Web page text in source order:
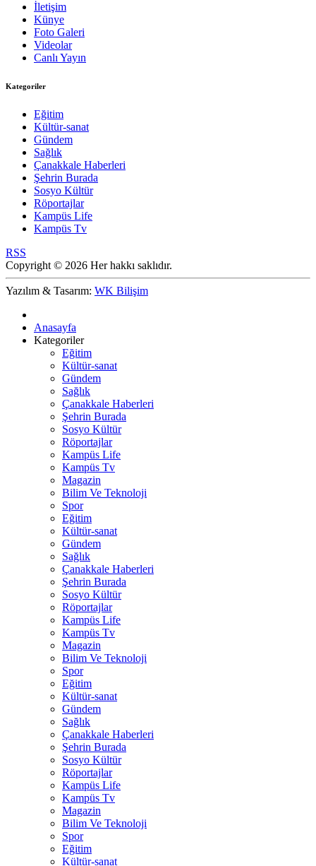
İletişim
Künye
Foto Galeri
Videolar
Canlı Yayın
Kategoriler
Eğitim
Kültür-sanat
Gündem
Sağlık
Çanakkale Haberleri
Şehrin Burada
Sosyo Kültür
Röportajlar
Kampüs Life
Kampüs Tv
RSS
Copyright © 2026 Her hakkı saklıdır.
Yazılım & Tasarım: WK Bilişim
Anasayfa
Kategoriler
Eğitim
Kültür-sanat
Gündem
Sağlık
Çanakkale Haberleri
Şehrin Burada
Sosyo Kültür
Röportajlar
Kampüs Life
Kampüs Tv
Magazin
Bilim Ve Teknoloji
Spor
Eğitim
Kültür-sanat
Gündem
Sağlık
Çanakkale Haberleri
Şehrin Burada
Sosyo Kültür
Röportajlar
Kampüs Life
Kampüs Tv
Magazin
Bilim Ve Teknoloji
Spor
Eğitim
Kültür-sanat
Gündem
Sağlık
Çanakkale Haberleri
Şehrin Burada
Sosyo Kültür
Röportajlar
Kampüs Life
Kampüs Tv
Magazin
Bilim Ve Teknoloji
Spor
Eğitim
Kültür-sanat